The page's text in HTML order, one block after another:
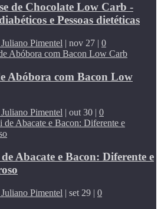
de Chocolate Low Carb -
e Pessoas dietéticas
Pimentel | nov 27 | 0
Abóbora com Bacon Low
Pimentel | out 30 | 0
Abacate e Bacon: Diferente e
Pimentel | set 29 | 0